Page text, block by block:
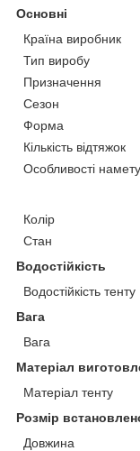
Основні
Країна виробник
Тип виробу
Призначення
Сезон
Форма
Кількість відтяжок
Особливості
Колір
Стан
Водостійкість
Водостійкість тенту
Вага
Вага
Матеріал
Матеріал тенту
Розмір
Довжина